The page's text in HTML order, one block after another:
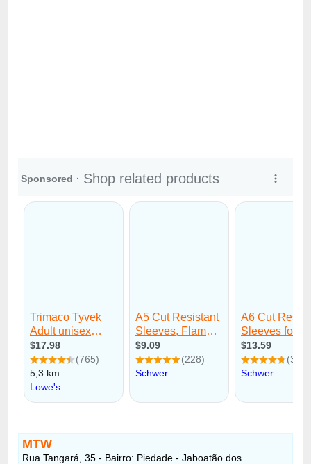
MTW
Rua Tangará, 35 - Bairro: Piedade - Jaboatão dos